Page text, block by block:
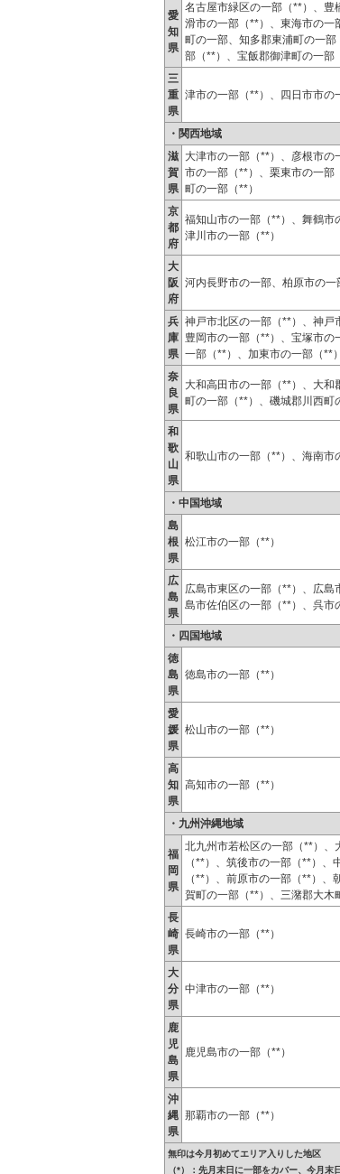
愛
知
県
名古屋市緑区の一部（**）、豊
滑市の一部（**）、東海市の
町の一部、知多郡東浦町の一
部（**）、宝飯郡御津町の一部
三
重
県
津市の一部（**）、四日市市の
・関西地域
滋
賀
県
大津市の一部（**）、彦根市
市の一部（**）、栗東市の一
町の一部（**）
京
都
府
福知山市の一部（**）、舞鶴
津川市の一部（**）
大
阪
府
河内長野市の一部、柏原市の
兵
庫
県
神戸市北区の一部（**）、神戸
豊岡市の一部（**）、宝塚市
一部（**）、加東市の一部（**）
奈
良
県
大和高田市の一部（**）、大
町の一部（**）、磯城郡川西町
和
歌
山
県
和歌山市の一部（**）、海南市
・中国地域
島
根
県
松江市の一部（**）
広
島
県
広島市東区の一部（**）、広
島市佐伯区の一部（**）、呉
・四国地域
徳
島
県
徳島市の一部（**）
愛
媛
県
松山市の一部（**）
高
知
県
高知市の一部（**）
・九州沖縄地域
福
岡
県
北九州市若松区の一部（**）
（**）、筑後市の一部（**）
（**）、前原市の一部（**）
賀町の一部（**）、三潴郡大木
長
崎
県
長崎市の一部（**）
大
分
県
中津市の一部（**）
鹿
児
島
県
鹿児島市の一部（**）
沖
縄
県
那覇市の一部（**）
無印は今月初めてエリア入りした地区
（*）：先月末日に一部をカバー、今月